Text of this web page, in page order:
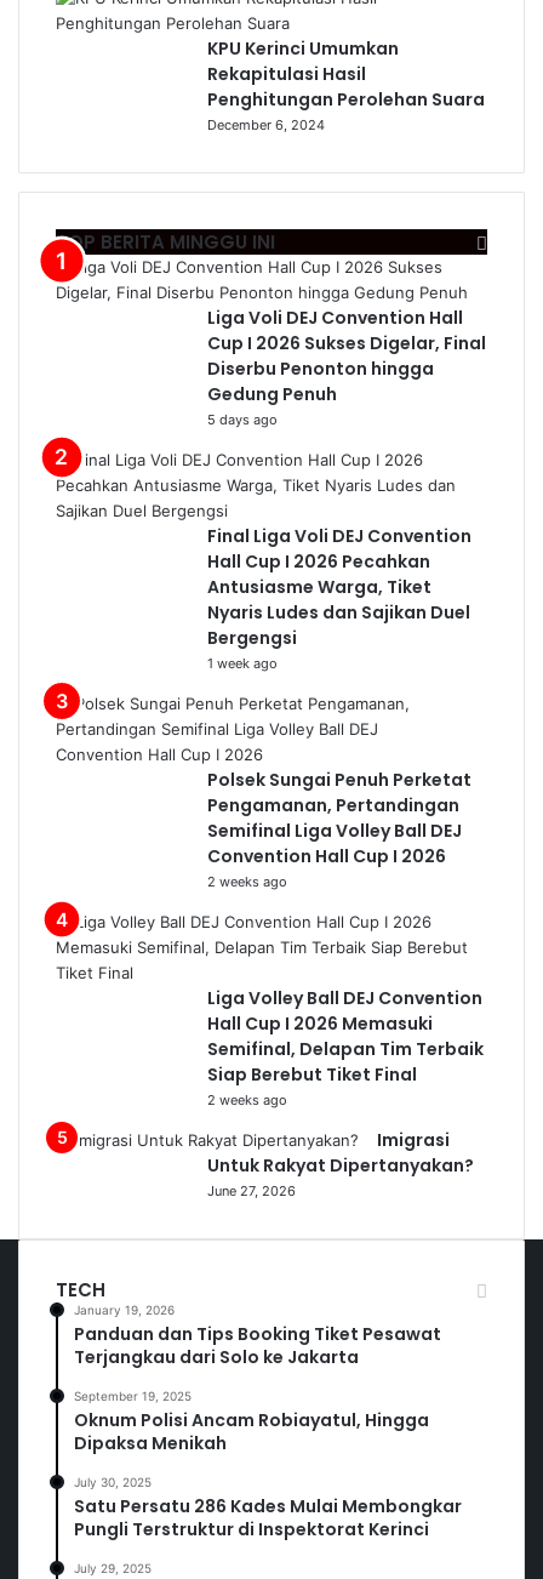
KPU Kerinci Umumkan
Rekapitulasi Hasil
Penghitungan Perolehan Suara
December 6, 2024
TOP BERITA MINGGU INI
Liga Voli DEJ Convention Hall
Cup I 2026 Sukses Digelar, Final
Diserbu Penonton hingga
Gedung Penuh
5 days ago
Final Liga Voli DEJ Convention
Hall Cup I 2026 Pecahkan
Antusiasme Warga, Tiket
Nyaris Ludes dan Sajikan Duel
Bergengsi
1 week ago
Polsek Sungai Penuh Perketat
Pengamanan, Pertandingan
Semifinal Liga Volley Ball DEJ
Convention Hall Cup I 2026
2 weeks ago
Liga Volley Ball DEJ Convention
Hall Cup I 2026 Memasuki
Semifinal, Delapan Tim Terbaik
Siap Berebut Tiket Final
2 weeks ago
Imigrasi
Untuk Rakyat Dipertanyakan?
June 27, 2026
TECH
January 19, 2026
Panduan dan Tips Booking Tiket Pesawat
Terjangkau dari Solo ke Jakarta
September 19, 2025
Oknum Polisi Ancam Robiayatul, Hingga
Dipaksa Menikah
July 30, 2025
Satu Persatu 286 Kades Mulai Membongkar
Pungli Terstruktur di Inspektorat Kerinci
July 29, 2025